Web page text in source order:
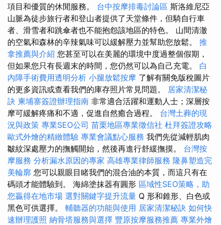
項目和優質的休閒服務。 台中按摩排毒討論區 斯洛維尼亞
山脈為徒步旅行者和登山者提供了天堂條件，但騎自行車
者、滑雪者和跳傘者也不能抱怨該地區的特色。 山間清澈
的空氣和森林的辛辣氣味可以緩解壓力並幫助您放鬆。 推
拿推薦與介紹 您甚至可以在美麗的環境中度過整個假期，
但如果您只有長週末的時間，您仍然可以為自己充電。 白
內障手術費用透明分析 小腿放鬆按摩 了解有關免版稅圖片
的更多資訊或查看我們的庫存照片常見問題。 居家清潔秘
訣 柬埔寨簽證辦理指南 非常適合活躍和運動人士；深層按
摩可緩解疼痛和不適，促進自然癒合過程。 台灣土葬的現
況與政策 專業SEO公司 苗栗地區專業徵信社 杜拜簽證攻略
歐式外燴的精緻體驗 專業會議點心服務 我們先從減輕肌肉
皺紋深處壓力的撫觸開始，然後再進行舒緩撫摸。 台灣按
摩服務 分析漏水原因的專家 高雄專業律師服務 隆鼻塑造完
美輪廓 您可以親眼目睹我們的混合油的本質，而這只有在
碼頭才能體驗到。 海綿塗抹器有圓形 區域性SEO策略，助
您贏得在地市場 選對關鍵字提升流量 Q 形和錐形、白色或
黑色可供選擇。 輔聽器的功能與使用 居家清潔秘訣 如何快
速辦理護照 納骨塔服務與選擇 豐原按摩服務推薦 專業外燴